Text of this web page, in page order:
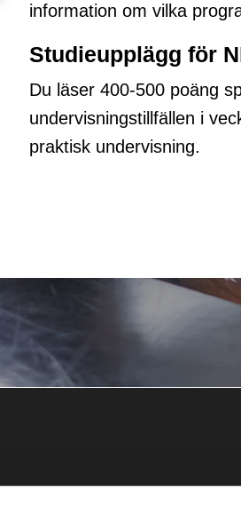
information om vilka
Studieupplägg för
Du läser 400-500 poäng
undervisningstillfällen i
praktisk undervisning.